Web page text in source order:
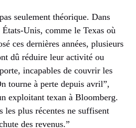
seulement théorique. Dans
États-Unis, comme le Texas où
ces dernières années, plusieurs
dû réduire leur activité ou
incapables de couvrir les
tourne à perte depuis avril”,
exploitant texan à Bloomberg.
les plus récentes ne suffisent
des revenus.”